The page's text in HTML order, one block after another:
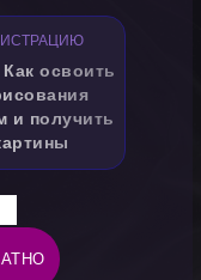
Как освоить
и получить